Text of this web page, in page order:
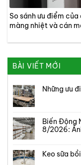
BÀI VIẾT MỚI
Những ưu
Biến Động
8/2026:
Keo sữa
So sánh ưu điểm của
màng nhiệt và cán